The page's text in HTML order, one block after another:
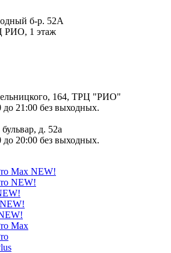
б-р. 52А
РИО, 1 этаж
164, ТРЦ "РИО"
21:00 без выходных.
д. 52а
20:00 без выходных.
Max NEW!
NEW!
Max